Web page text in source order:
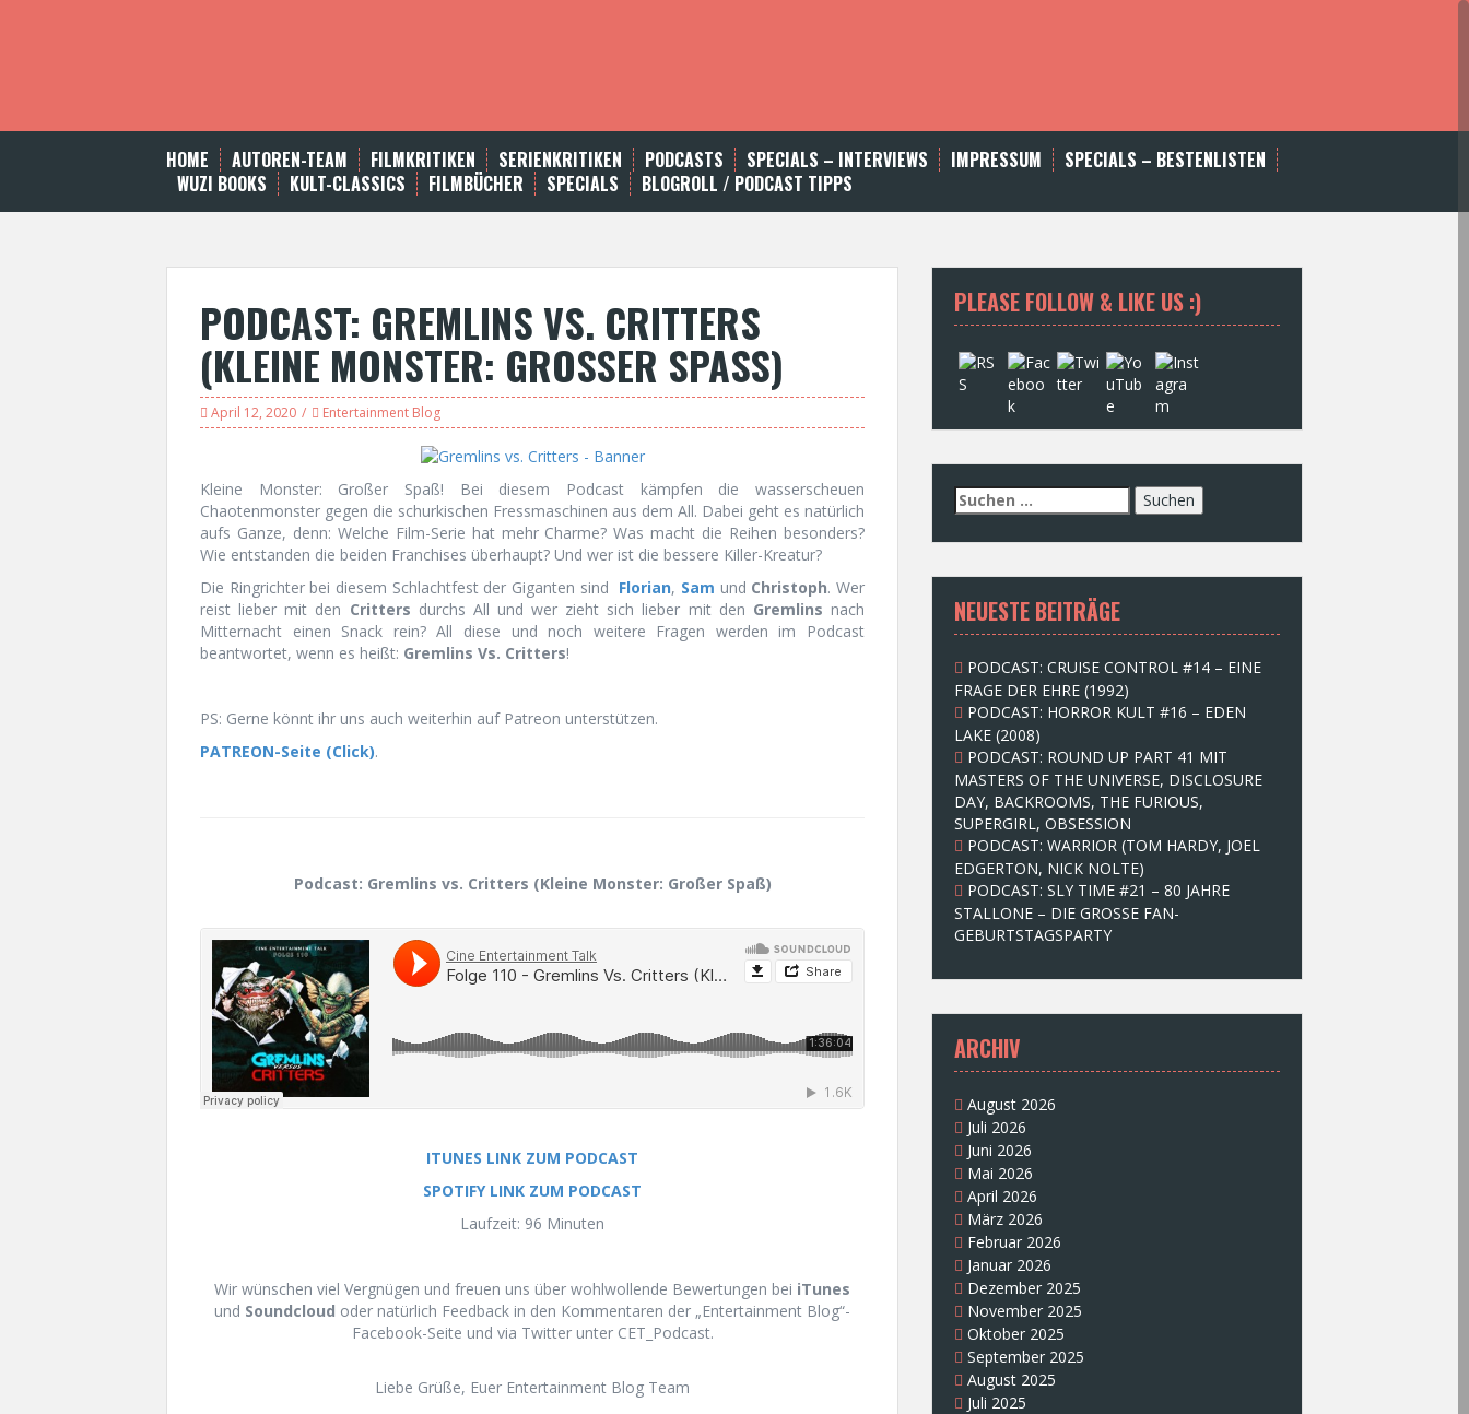
t
HOME AUTOREN-TEAM FILMKRITIKEN SERIENKRITIKEN PODCASTS SPECIALS – INTERVIEWS IMPRESSUM
SPECIALS – BESTENLISTEN
WUZI BOOKS
KULT-CLASSICS FILMBÜCHER SPECIALS BLOGROLL / PODCAST TIPPS
PODCAST: GREMLINS VS. CRITTERS
(KLEINE MONSTER: GROSSER SPASS)
April 12, 2020 Entertainment Blog
Kleine Monster: Großer Spaß! Bei diesem Podcast kämpfen die wasserscheuen
Chaotenmonster gegen die schurkischen Fressmaschinen aus dem All. Dabei geht es natürlich
aufs Ganze, denn: Welche Film-Serie hat mehr Charme? Was macht die Reihen besonders?
Wie entstanden die beiden Franchises überhaupt? Und wer ist die bessere Killer-Kreatur?
Die Ringrichter bei diesem Schlachtfest der Giganten sind Florian, Sam und Christoph. Wer
reist lieber mit den Critters durchs All und wer zieht sich lieber mit den Gremlins nach
Mitternacht einen Snack rein? All diese und noch weitere Fragen werden im Podcast
beantwortet, wenn es heißt: Gremlins Vs. Critters!
PS: Gerne könnt ihr uns auch weiterhin auf Patreon unterstützen.
PATREON-Seite (Click).
Podcast: Gremlins vs. Critters (Kleine Monster: Großer Spaß)
ITUNES LINK ZUM PODCAST
SPOTIFY LINK ZUM PODCAST
Laufzeit: 96 Minuten
Wir wünschen viel Vergnügen und freuen uns über wohlwollende Bewertungen bei iTunes
und Soundcloud oder natürlich Feedback in den Kommentaren der „Entertainment Blog“-
Facebook-Seite und via Twitter unter CET_Podcast.
Liebe Grüße, Euer Entertainment Blog Team
PLEASE FOLLOW & LIKE US :)
S
u
c
e
n
n
c
h
:
NEUESTE BEITRÄGE
PODCAST: CRUISE CONTROL #14 – EINE
FRAGE DER EHRE (1992)
PODCAST: HORROR KULT #16 – EDEN
LAKE (2008)
PODCAST: ROUND UP PART 41 MIT
MASTERS OF THE UNIVERSE, DISCLOSURE
DAY, BACKROOMS, THE FURIOUS,
SUPERGIRL, OBSESSION
PODCAST: WARRIOR (TOM HARDY, JOEL
EDGERTON, NICK NOLTE)
PODCAST: SLY TIME #21 – 80 JAHRE
STALLONE – DIE GROSSE FAN-
GEBURTSTAGSPARTY
ARCHIV
August 2026
Juli 2026
Juni 2026
Mai 2026
April 2026
März 2026
Februar 2026
Januar 2026
Dezember 2025
November 2025
Oktober 2025
September 2025
August 2025
Juli 2025